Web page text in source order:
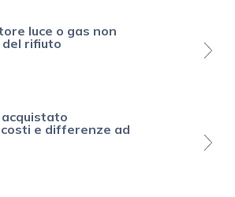
luce o gas non
del rifiuto
acquistato
e differenze ad